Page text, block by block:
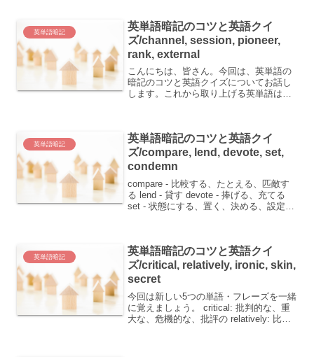
英単語暗記
英単語暗記のコツと英語クイ
ズ/channel, session, pioneer,
rank, external
こんにちは、皆さん。今回は、英単語の
暗記のコツと英語クイズについてお話し
します。これから取り上げる英単語は、
り、授業...
英単語暗記
英単語暗記のコツと英語クイ
ズ/compare, lend, devote, set,
condemn
compare - 比較する、たとえる、匹敵す
る lend - 貸す devote - 捧げる、充てる
set - 状態にする、置く、決める、設定す
英単語暗記
英単語暗記のコツと英語クイ
ズ/critical, relatively, ironic, skin,
secret
今回は新しい5つの単語・フレーズを一緒
に覚えましょう。 critical: 批判的な、重
大な、危機的な、批評の relatively: 比較